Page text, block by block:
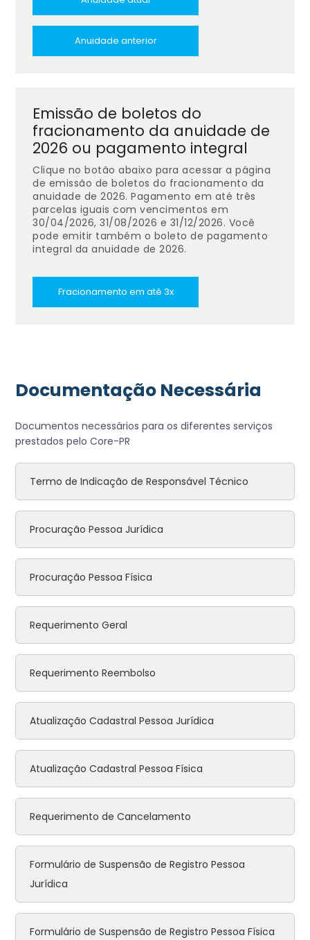
Anuidade anterior
Emissão de boletos do
fracionamento da anuidade de
2026 ou pagamento integral
Clique no botão abaixo para acessar a página
de emissão de boletos do fracionamento da
anuidade de 2026. Pagamento em até três
parcelas iguais com vencimentos em
30/04/2026, 31/08/2026 e 31/12/2026. Você
pode emitir também o boleto de pagamento
integral da anuidade de 2026.
Fracionamento em até 3x
Documentação Necessária
Documentos necessários para os diferentes serviços
prestados pelo Core-PR
Termo de Indicação de Responsável Técnico
Procuração Pessoa Jurídica
Procuração Pessoa Física
Requerimento Geral
Requerimento Reembolso
Atualização Cadastral Pessoa Jurídica
Atualização Cadastral Pessoa Física
Requerimento de Cancelamento
Formulário de Suspensão de Registro Pessoa
Jurídica
Formulário de Suspensão de Registro Pessoa Física